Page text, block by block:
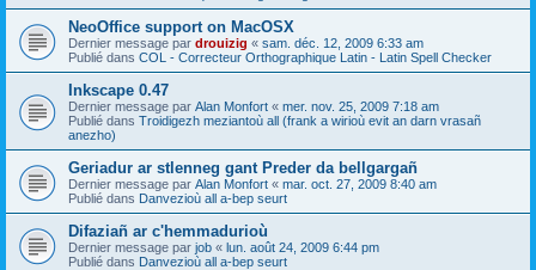
NeoOffice support on MacOSX
Dernier message par drouizig « sam. déc. 12, 2009 6:33 am
Publié dans COL - Correcteur Orthographique Latin - Latin Spell Checker
Inkscape 0.47
Dernier message par Alan Monfort « mer. nov. 25, 2009 7:18 am
Publié dans Troidigezh meziantoù all (frank a wirioù evit an darn vrasañ
anezho)
Geriadur ar stlenneg gant Preder da bellgargañ
Dernier message par Alan Monfort « mar. oct. 27, 2009 8:40 am
Publié dans Danvezioù all a-bep seurt
Difaziañ ar c'hemmadurioù
Dernier message par job « lun. août 24, 2009 6:44 pm
Publié dans Danvezioù all a-bep seurt